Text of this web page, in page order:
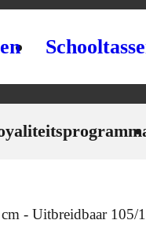
- Uitbreidbaar